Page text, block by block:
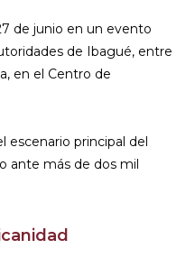
de junio en un evento
de Ibagué, entre
en el Centro de
escenario principal del
ante más de dos mil